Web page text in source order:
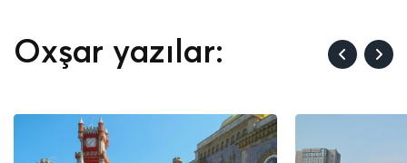
Oxşar yazılar: